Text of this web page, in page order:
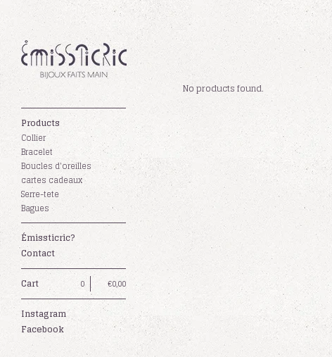
Products
Collier
Bracelet
Boucles d'oreilles
cartes cadeaux
Serre-tete
Bagues
Émissticric?
Contact
Cart 0,00
€
0
Instagram
Facebook
No products found.